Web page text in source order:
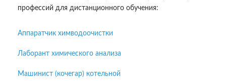
профессий для дистанционного обучения:
Аппаратчик химводоочистки
Лаборант химического анализа
Машинист (кочегар) котельной